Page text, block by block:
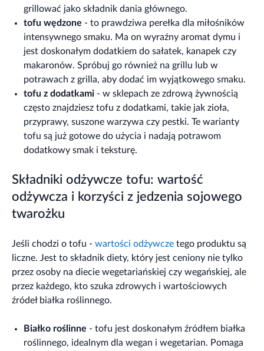
grillować jako składnik dania głównego.
tofu wędzone - to prawdziwa perełka dla miłośników
intensywnego smaku. Ma on wyraźny aromat dymu i
jest doskonałym dodatkiem do sałatek, kanapek czy
makaronów. Spróbuj go również na grillu lub w
potrawach z grilla, aby dodać im wyjątkowego smaku.
tofu z dodatkami - w sklepach ze zdrową żywnością
często znajdziesz tofu z dodatkami, takie jak zioła,
przyprawy, suszone warzywa czy pestki. Te warianty
tofu są już gotowe do użycia i nadają potrawom
dodatkowy smak i teksturę.
Składniki odżywcze tofu: wartość
odżywcza i korzyści z jedzenia sojowego
twarożku
Jeśli chodzi o tofu - wartości odżywcze tego produktu są
liczne. Jest to składnik diety, który jest ceniony nie tylko
przez osoby na diecie wegetariańskiej czy wegańskiej, ale
przez każdego, kto szuka zdrowych i wartościowych
źródeł białka roślinnego.
Białko roślinne - tofu jest doskonałym źródłem białka
roślinnego, idealnym dla wegan i wegetarian. Pomaga